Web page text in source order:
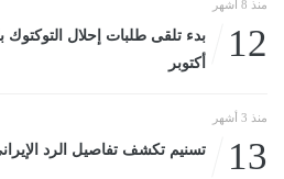
منذ 8 أشهر
12
أكتوبر
منذ 3 أشهر
13 تسنيم تكشف تفاصيل الرد